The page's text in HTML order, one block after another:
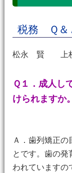
税務 Ｑ＆
松永 賢 上
Ｑ１．成人し
けられますか。
Ａ．歯列矯正の
とです。歯の発
われていますの